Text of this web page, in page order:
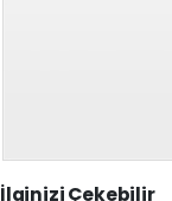
İlginizi Çekebilir